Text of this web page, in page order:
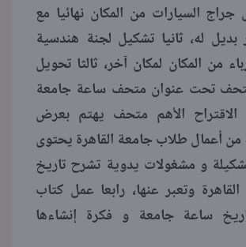
جراج السيارات من المكان نهائيا مع
بديل له، ثانيا تشكيل لجنة هندسية
من المكان لمكان آخر، ثالثا تحويل
تحت عنوان متحف ساعة جامعة
الاقتراح الأهم متحف يهتم بعرض
من أعمال طلاب جامعة القاهرة يحتوى
و مشغولات يدوية تشرح تاريخ
وتعبر عنها، رابعا عمل كتاب
ساعة جامعة و فكرة إنشاءها